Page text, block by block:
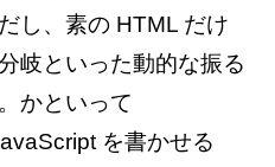
し、素の HTML だけ
岐といった動的な振る
かといって
を書かせる